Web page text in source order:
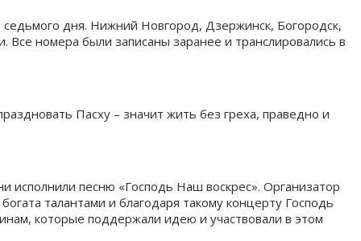
дня. Нижний Новгород, Дзержинск, Богородск,
номера были записаны заранее и транслировались в
Пасху – значит жить без греха, праведно и
исполнили песню «Господь Наш воскрес». Организатор
талантами и благодаря такому концерту Господь
которые поддержали идею и участвовали в этом